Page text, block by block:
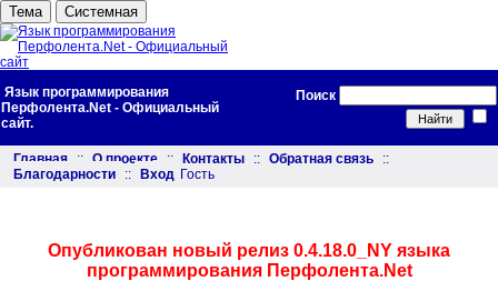
Тема Системная
Язык программирования
Перфолента.Net - Официальный
сайт.
Поиск
Главная :: О проекте :: Контакты :: Обратная связь
::
Благодарности
:: Вход Гость
Опубликован новый релиз 0.4.18.0_NY языка
программирования Перфолента.Net